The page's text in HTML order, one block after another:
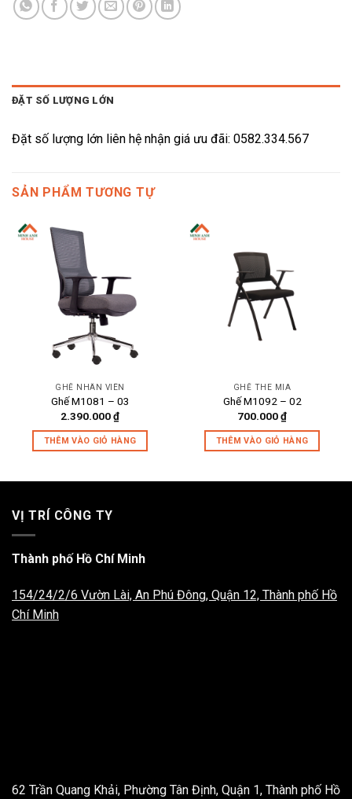
ĐẶT SỐ LƯỢNG LỚN
Đặt số lượng lớn liên hệ nhận giá ưu đãi: 0582.334.567
SẢN PHẨM TƯƠNG TỰ
GHẾ NHÂN VIÊN
Ghế M1081 – 03
2.390.000₫
THÊM VÀO GIỎ HÀNG
GHẾ THE MIA
Ghế M1092 – 02
700.000₫
THÊM VÀO GIỎ HÀNG
VỊ TRÍ CÔNG TY
Thành phố Hồ Chí Minh
154/24/2/6 Vườn Lài, An Phú Đông, Quận 12, Thành phố Hồ
Chí Minh
62 Trần Quang Khải, Phường Tân Định, Quận 1, Thành phố Hồ